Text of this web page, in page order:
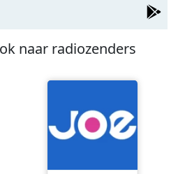
naar radiozenders